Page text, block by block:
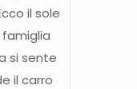
il sole
famiglia
si sente
il carro